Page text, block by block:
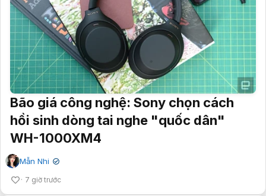
Bão giá công nghệ: Sony chọn cách
hồi sinh dòng tai nghe "quốc dân"
WH-1000XM4
Mẫn Nhi ✔
7 giờ trước